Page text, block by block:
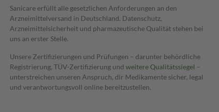
Sanicare erfüllt alle gesetzlichen Anforderungen an den
Arzneimittelversand in Deutschland. Datenschutz,
Arzneimittelsicherheit und pharmazeutische Qualität stehen bei
uns an erster Stelle.
Unsere Zertifizierungen und Prüfungen – darunter behördliche
Registrierung, TÜV-Zertifizierung und weitere Qualitätssiegel –
unterstreichen unseren Anspruch, dir Medikamente sicher, legal
und verantwortungsvoll online bereitzustellen.